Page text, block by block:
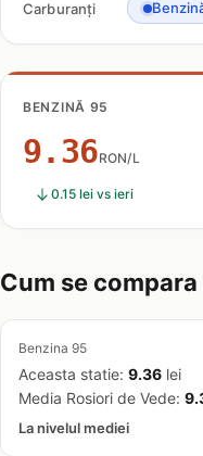
Carburanți
BENZINĂ 95
9.36RON/L
0.15 lei vs ieri
Cum se
Benzina 95
Aceasta statie: 9.36 lei
Media Rosiori de Vede:
La nivelul mediei